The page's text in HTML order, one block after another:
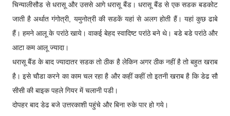
चिन्यालीसौड से धरासू और उससे आगे धरासू बैंड। धरासू बैंड से एक सडक बडकोट
जाती है अर्थात गंगोत्री, यमुनोत्री की सडकें यहां से अलग होती हैं। यहां कुछ ढाबे
हैं। हमने आलू के परांठे खाये। वाकई बेहद स्वादिष्ट परांठे बने थे। बडे बडे परांठे और
आटा कम आलू ज्यादा।
धरासू बैंड के बाद ज्यादातर सडक तो ठीक है लेकिन अगर ठीक नहीं है तो बहुत खराब
है। इसे चौडा करने का काम चल रहा है और कहीं कहीं तो इतनी खराब है कि डेढ सौ
सीसी की बाइक पहले गियर में चलानी पडी।
दोपहर बाद डेढ बजे उत्तरकाशी पहुंचे और बिना रुके पार हो गये।